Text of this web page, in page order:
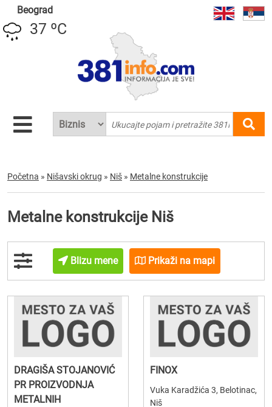
Beograd
37 ºC
Početna » Nišavski okrug » Niš » Metalne konstrukcije
Metalne konstrukcije Niš
Blizu mene Prikaži na mapi
DRAGIŠA STOJANOVIĆ
PR PROIZVODNJA
METALNIH
FINOX
Vuka Karadžića 3, Belotinac,
Niš